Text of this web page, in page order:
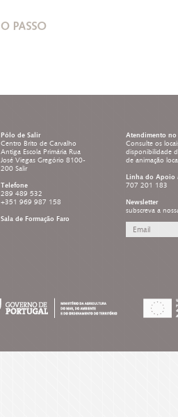
Pólo de Salir
Centro Brito de Carvalho
Antiga Escola Primária Rua
José Viegas Gregório 8100-
200 Salir
Telefone
289 489 532
+351 969 987 158
Sala de Formação Faro
Atendimento no
Consulte os
disponibilidade
de animação
Linha do Apoio
707 201 183
Newsletter
subscreva a